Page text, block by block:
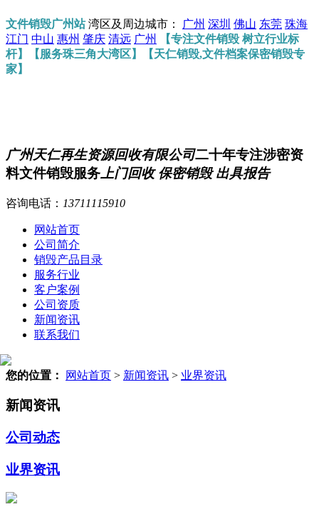
文件销毁广州站湾区及周边城市： 广州 深圳 佛山 东莞 珠海
江门 中山 惠州 肇庆 清远 广州
【专注文件销毁 树立行业标
杆】【服务珠三角大湾区】【天仁销毁,文件档案保密销毁专
家】
广州天仁再生资源回收有限公司二十年专注涉密资
料文件销毁服务 上门回收 保密销毁 出具报告
咨询电话： 13711115910
网站首页
公司简介
销毁产品目录
服务行业
客户案例
公司资质
新闻资讯
联系我们
您的位置： 网站首页 > 新闻资讯 > 业界资讯
新闻资讯
公司动态
业界资讯